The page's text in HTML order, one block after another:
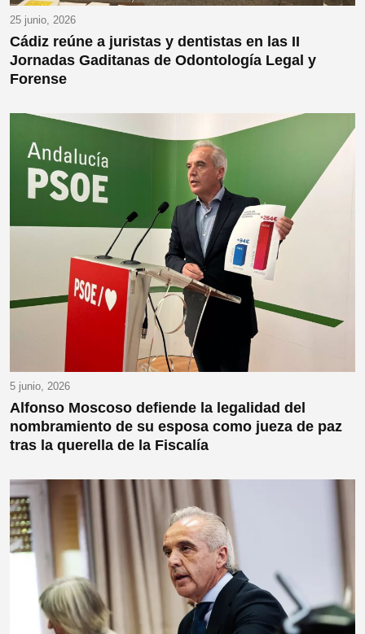
25 junio, 2026
Cádiz reúne a juristas y dentistas en las II
Jornadas Gaditanas de Odontología Legal y
Forense
5 junio, 2026
Alfonso Moscoso defiende la legalidad del
nombramiento de su esposa como jueza de paz
tras la querella de la Fiscalía